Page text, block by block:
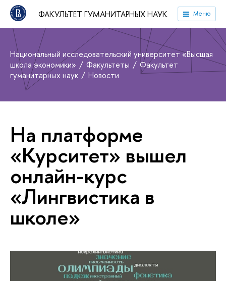
ФАКУЛЬТЕТ ГУМАНИТАРНЫХ НАУК Меню
Национальный исследовательский университет «Высшая
школа экономики»
Факультеты
Факультет
гуманитарных наук
Новости
На платформе
«Курситет» вышел
онлайн-курс
«Лингвистика в
школе»